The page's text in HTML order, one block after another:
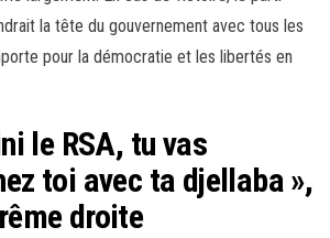
la tête du gouvernement avec tous les
pour la démocratie et les libertés en
le RSA, tu vas
toi avec ta djellaba »,
droite